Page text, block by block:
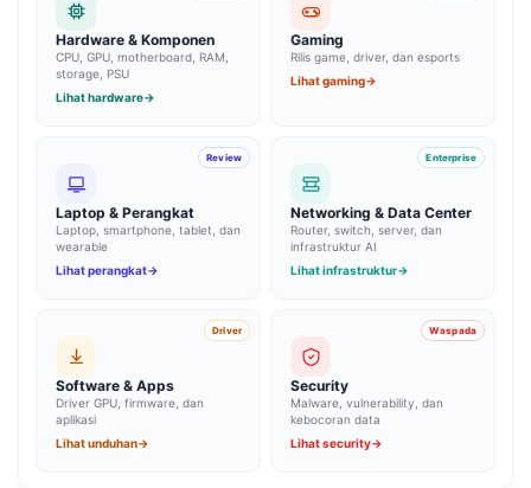
Hardware & Komponen
CPU, GPU, motherboard, RAM,
storage, PSU
Lihat hardware→
Gaming
Rilis game, driver, dan esports
Lihat gaming→
Review
Laptop & Perangkat
Laptop, smartphone, tablet, dan
wearable
Lihat perangkat→
Enterprise
Networking & Data Center
Router, switch, server, dan
infrastruktur AI
Lihat infrastruktur→
Driver
Software & Apps
Driver GPU, firmware, dan
aplikasi
Lihat unduhan→
Waspada
Security
Malware, vulnerability, dan
kebocoran data
Lihat security→